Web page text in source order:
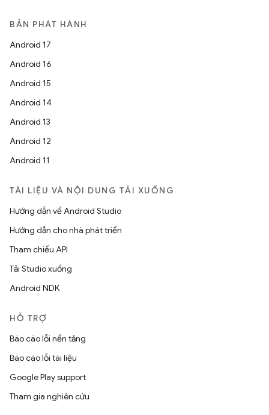
BẢN PHÁT HÀNH
Android 17
Android 16
Android 15
Android 14
Android 13
Android 12
Android 11
TÀI LIỆU VÀ NỘI DUNG TẢI XUỐNG
Hướng dẫn về Android Studio
Hướng dẫn cho nhà phát triển
Tham chiếu API
Tải Studio xuống
Android NDK
HỖ TRỢ
Báo cáo lỗi nền tảng
Báo cáo lỗi tài liệu
Google Play support
Tham gia nghiên cứu